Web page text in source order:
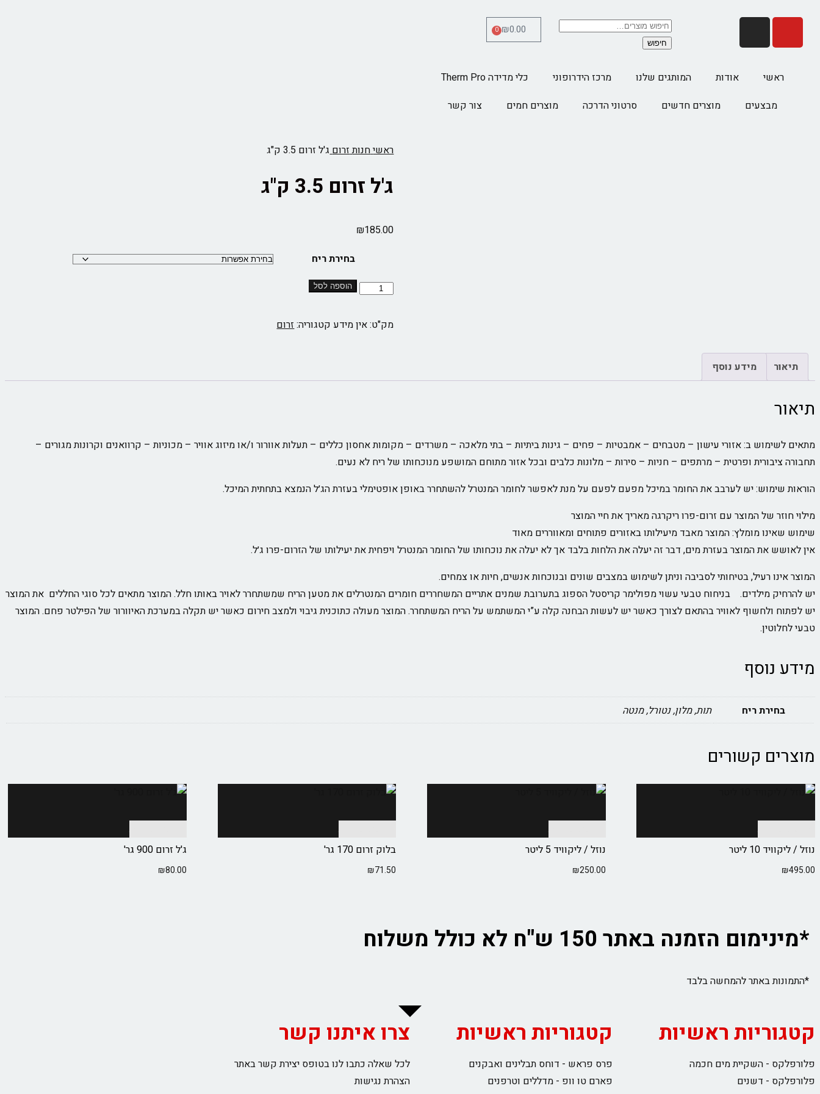
חיפוש
₪0.00
0
ראשי אודות המותגים שלנו מרכז הידרופוני
כלי מדידה Therm Pro
מבצעים
מוצרים חדשים סרטוני הדרכה מוצרים חמים צור קשר
ראשיחנותזרוםג'ל זרום 3.5 ק"ג
ג'ל זרום 3.5 ק"ג
₪185.00
בחירת ריח
הוספה לסל
מק"ט:אין מידע קטגוריה:זרום
תיאור מידע נוסף
תיאור
מתאים לשימוש ב: אזורי עישון – מטבחים – אמבטיות – פחים – גינות ביתיות – בתי מלאכה – משרדים – מקומות אחסון כללים – תעלות אוורור ו/או מיזוג אוויר – מכוניות – קרוואנים וקרונות מגורים –
תחבורה ציבורית ופרטית – מרתפים – חניות – סירות – מלונות כלבים ובכל אזור מתוחם המושפע מנוכחותו של ריח לא נעים.
הוראות שימוש: יש לערבב את החומר במיכל מפעם לפעם על מנת לאפשר לחומר המנטרל להשתחרר באופן אופטימלי בעזרת הג׳ל הנמצא בתחתית המיכל.
מילוי חוזר של המוצר עם זרום-פרו ריקרגה מאריך את חיי המוצר
שימוש שאינו מומלץ: המוצר מאבד מיעילותו באזורים פתוחים ומאווררים מאוד
אין לאושש את המוצר בעזרת מים, דבר זה יעלה את הלחות בלבד אך לא יעלה את נוכחותו של החומר המנטרל ויפחית את יעילותו של הזרום-פרו ג׳ל.
המוצר אינו רעיל, בטיחותי לסביבה וניתן לשימוש במצבים שונים ובנוכחות אנשים, חיות או צמחים.
יש להרחיק מילדים. בניחוח טבעי עשוי מפולימר קריסטל הספוג בתערובת שמנים אתריים המשחררים חומרים המנטרלים את מטען הריח שמשתחרר לאויר באותו חלל. המוצר מתאים לכל סוגי החללים את המוצר
יש לפתוח ולחשוף לאוויר בהתאם לצורך כאשר יש לעשות הבחנה קלה ע”י המשתמש על הריח המשתחרר. המוצר מעולה כתוכנית גיבוי ולמצב חירום כאשר יש תקלה במערכת האיוורור של הפילטר פחם. המוצר
טבעי לחלוטין.
מידע נוסף
בחירת ריח תות, מלון, נטורל, מנטה
מוצרים קשורים
נוזל / ליקוויד 10 ליטר
₪495.00
בחר אפשרויות
נוזל / ליקוויד 5 ליטר
₪250.00
בלוק זרום 170 גר'
₪71.50
ג'ל זרום 900 גר'
₪80.00
*מינימום הזמנה באתר 150 ש"ח לא כולל משלוח
*התמונות באתר להמחשה בלבד
קטגוריות ראשיות
פלורפלקס - השקיית מים חכמה
פלורפלקס - דשנים
קטגוריות ראשיות
פרס פראש - דוחס תבלינים ואבקנים
פארם טו וופ - מדללים וטרפנים
צרו איתנו קשר
לכל שאלה כתבו לנו בטופס יצירת קשר באתר
הצהרת נגישות